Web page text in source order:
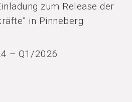
zum Release der
in Pinneberg
– Q1/2026